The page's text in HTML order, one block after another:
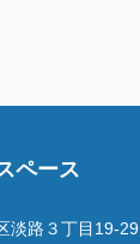
ペース
淡路３丁目19-29